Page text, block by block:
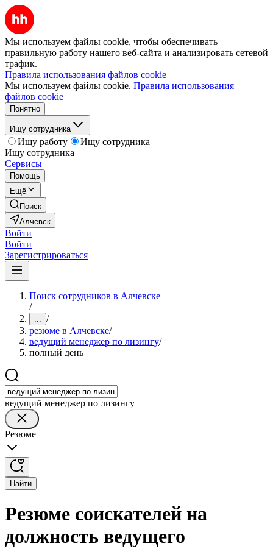
Мы используем файлы cookie, чтобы обеспечивать
правильную работу нашего веб-сайта и анализировать сетевой
трафик.
Правила использования файлов cookie
Мы используем файлы cookie. Правила использования
файлов cookie
Понятно
Ищу сотрудника
Ищу работу
Ищу сотрудника
Ищу сотрудника
Сервисы
Помощь
Ещё
Поиск
Алчевск
Войти
Войти
Зарегистрироваться
Поиск сотрудников в Алчевске
/
... /
резюме в Алчевске/
ведущий менеджер по лизингу/
полный день
ведущий менеджер по лизингу
Резюме
Найти
Резюме соискателей на
должность ведущего